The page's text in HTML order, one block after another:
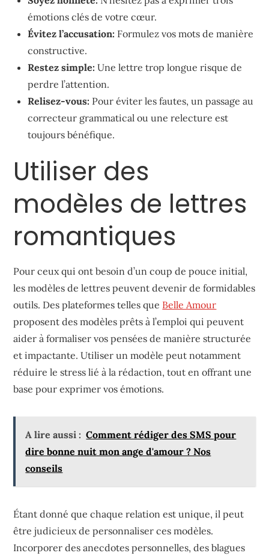
émotions clés de votre cœur.
Évitez l’accusation: Formulez vos mots de manière
constructive.
Restez simple: Une lettre trop longue risque de
perdre l’attention.
Relisez-vous: Pour éviter les fautes, un passage au
correcteur grammatical ou une relecture est
toujours bénéfique.
Utiliser des
modèles de lettres
romantiques
Pour ceux qui ont besoin d’un coup de pouce initial,
les modèles de lettres peuvent devenir de formidables
outils. Des plateformes telles que Belle Amour
proposent des modèles prêts à l’emploi qui peuvent
aider à formaliser vos pensées de manière structurée
et impactante. Utiliser un modèle peut notamment
réduire le stress lié à la rédaction, tout en offrant une
base pour exprimer vos émotions.
A lire aussi : Comment rédiger des SMS pour
dire bonne nuit mon ange d'amour ? Nos
conseils
Étant donné que chaque relation est unique, il peut
être judicieux de personnaliser ces modèles.
Incorporer des anecdotes personnelles, des blagues